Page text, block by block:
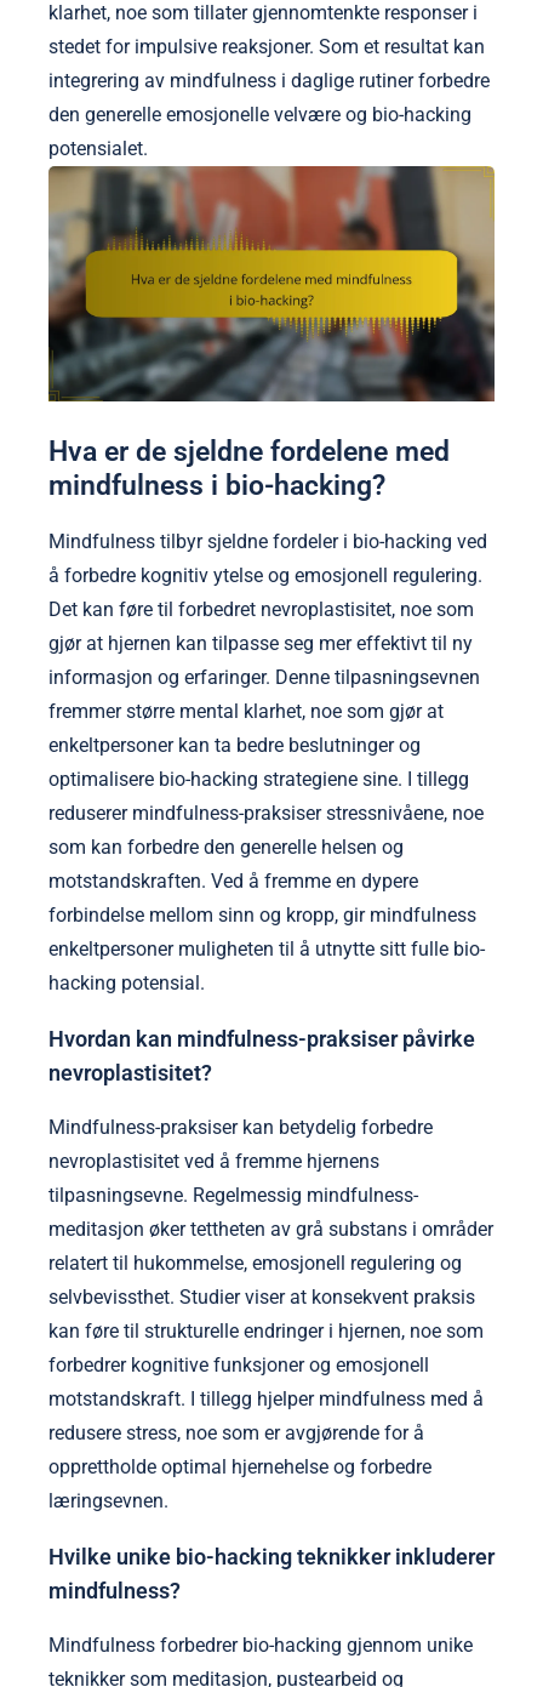
klarhet, noe som tillater gjennomtenkte responser i
stedet for impulsive reaksjoner. Som et resultat kan
integrering av mindfulness i daglige rutiner forbedre
den generelle emosjonelle velvære og bio-hacking
potensialet.
Hva er de sjeldne fordelene med
mindfulness i bio-hacking?
Mindfulness tilbyr sjeldne fordeler i bio-hacking ved
å forbedre kognitiv ytelse og emosjonell regulering.
Det kan føre til forbedret nevroplastisitet, noe som
gjør at hjernen kan tilpasse seg mer effektivt til ny
informasjon og erfaringer. Denne tilpasningsevnen
fremmer større mental klarhet, noe som gjør at
enkeltpersoner kan ta bedre beslutninger og
optimalisere bio-hacking strategiene sine. I tillegg
reduserer mindfulness-praksiser stressnivåene, noe
som kan forbedre den generelle helsen og
motstandskraften. Ved å fremme en dypere
forbindelse mellom sinn og kropp, gir mindfulness
enkeltpersoner muligheten til å utnytte sitt fulle bio-
hacking potensial.
Hvordan kan mindfulness-praksiser påvirke
nevroplastisitet?
Mindfulness-praksiser kan betydelig forbedre
nevroplastisitet ved å fremme hjernens
tilpasningsevne. Regelmessig mindfulness-
meditasjon øker tettheten av grå substans i områder
relatert til hukommelse, emosjonell regulering og
selvbevissthet. Studier viser at konsekvent praksis
kan føre til strukturelle endringer i hjernen, noe som
forbedrer kognitive funksjoner og emosjonell
motstandskraft. I tillegg hjelper mindfulness med å
redusere stress, noe som er avgjørende for å
opprettholde optimal hjernehelse og forbedre
læringsevnen.
Hvilke unike bio-hacking teknikker inkluderer
mindfulness?
Mindfulness forbedrer bio-hacking gjennom unike
teknikker som meditasjon, pustearbeid og